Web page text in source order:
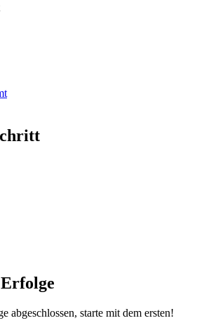
abgeschlossen, starte mit dem ersten!